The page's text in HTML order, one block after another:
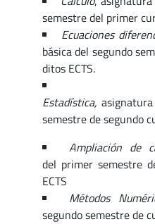
se­mes­tre del pri­mer
Ecuaciones
básica del se­gun­do
di­tos ECTS.
Estadística,
semestre de segundo
Ampliación de
del primer semestre
ECTS
Métodos
segundo semestre de